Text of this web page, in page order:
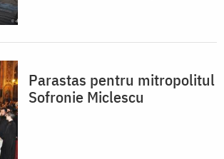
Parastas pentru mitropolitul
Sofronie Miclescu